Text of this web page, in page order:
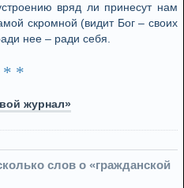
вряд ли принесут нам
скромной (видит Бог – своих
нее – ради себя.
* *
журнал»
слов о «гражданской